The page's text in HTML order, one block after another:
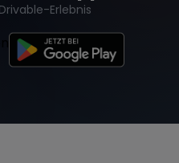
Erlebnis